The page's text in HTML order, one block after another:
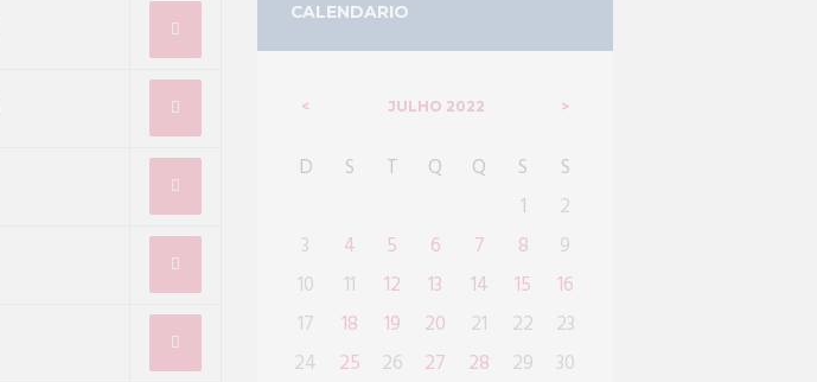
CALENDARIO
JULHO 2022
D S T Q Q S
S
1
2
3
4 5 6 7 8
9
10
11 12 13 14 15
16
17
18 19 20 21 22
23
24
25 26 27 28 29
30